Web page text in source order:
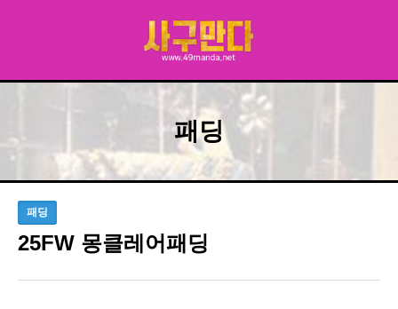
패딩
패딩
25FW 몽클레어패딩